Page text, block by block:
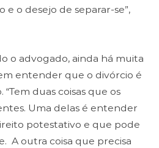
e o desejo de separar-se”,
o advogado, ainda há muita
entender que o divórcio é
duas coisas que os
Uma delas é entender
potestativo e que pode
A outra coisa que precisa